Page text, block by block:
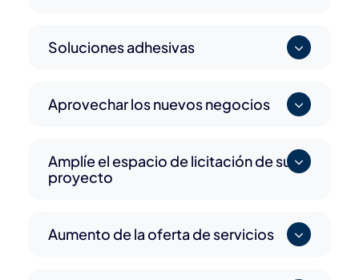
Soluciones adhesivas
Aprovechar los nuevos negocios
Amplíe el espacio de licitación de su
proyecto
Aumento de la oferta de servicios